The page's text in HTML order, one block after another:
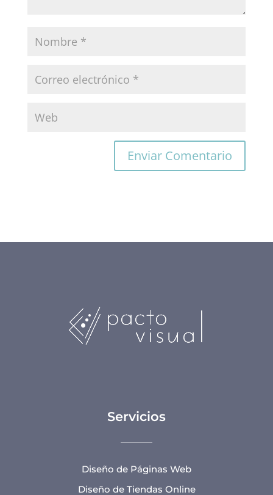
Servicios
Diseño de Páginas Web
Diseño de Tiendas Online